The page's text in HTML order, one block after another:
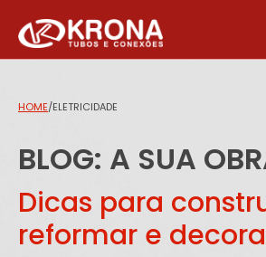
HOME/ELETRICIDADE
BLOG: A SUA
Dicas para
reformar e